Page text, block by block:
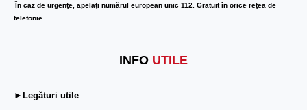
În caz de urgenţe, apelaţi numărul european unic 112. Gratuit în orice reţea de
telefonie.
INFO UTILE
►Legături utile